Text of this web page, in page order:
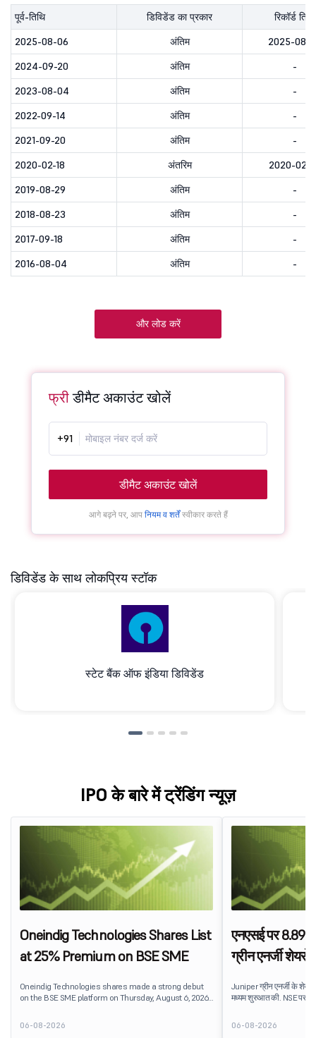
पूर्व-तिथि डिविडेंड का प्रकार
रिकॉर्ड तिथि
2025-08-06
अंतिम
2025-08-
2024-09-20
अंतिम
-
2023-08-04
अंतिम
-
2022-09-14
अंतिम
-
2021-09-20
अंतिम
-
2020-02-18
अंतरिम
2020-02-
2019-08-29
अंतिम
-
2018-08-23
अंतिम
-
2017-09-18
अंतिम
-
2016-08-04
अंतिम -
और लोड करें
फ्रीडीमैट अकाउंट खोलें
+91
डीमैट अकाउंट खोलें
आगे बढ़ने पर, आप नियम व शर्तेंस्वीकार करते हैं
डिविडेंड के साथ लोकप्रिय स्टॉक
स्टेट बैंक ऑफ इंडिया डिविडेंड
IPO के बारे में ट्रेंडिंग न्यूज़
Oneindig Technologies Shares List
at 25% Premium on BSE SME
Oneindig Technologies shares made a strong debut
on the BSE SME platform on Thursday, August 6, 2026.
price of ₹96, reflecting positive investor sentiment
despite the IPO receiving a modest overall
06-08-2026
एनएसई पर
ग्रीन एनर्जी
Juniper ग्रीन एनर्जी के
मध्यम शुरुआत की. NSE पर
प्रीमियम प्रदान करता है.
प्रदान किया, जो उचित रूप से
06-08-2026